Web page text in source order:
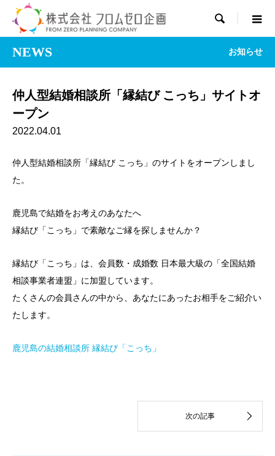

NEWS お知らせ
仲人型結婚相談所「縁結び こっち」サイトオ
ープン
2022.04.01
仲人型結婚相談所「縁結び こっち」のサイトをオープンしまし
た。
鹿児島で結婚をお考えのあなたへ
縁結び「こっち」で素敵なご縁を探しませんか？
縁結び「こっち」は、会員数・成婚数 日本最大級の「全国結婚
相談事業者連盟」に加盟しています。
たくさんの会員さんの中から、あなたにあったお相手をご紹介い
たします。
鹿児島の結婚相談所 縁結び「こっち」